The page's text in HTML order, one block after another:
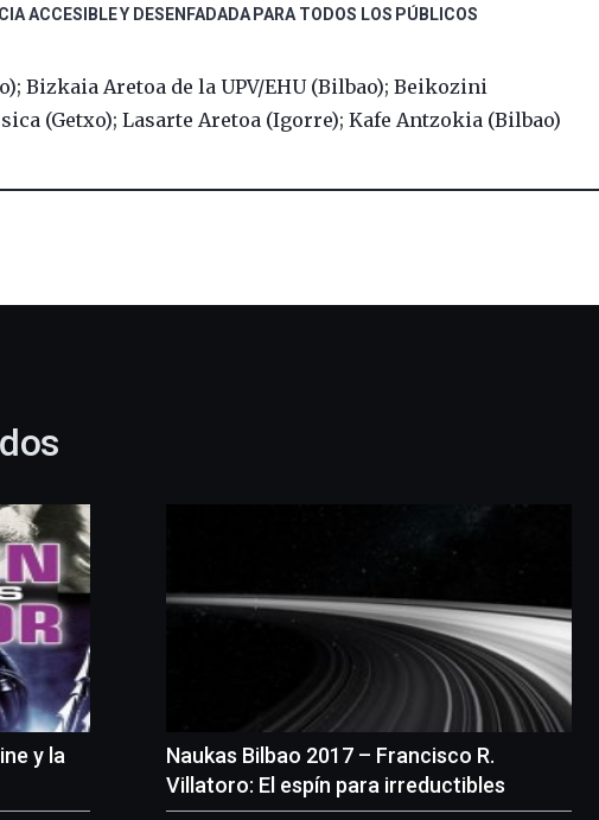
ACCESIBLE Y DESENFADADA PARA TODOS LOS PÚBLICOS
Bizkaia Aretoa de la UPV/EHU (Bilbao); Beikozini
(Getxo); Lasarte Aretoa (Igorre); Kafe Antzokia (Bilbao)
y la
Naukas Bilbao 2017 – Francisco R.
Villatoro: El espín para irreductibles